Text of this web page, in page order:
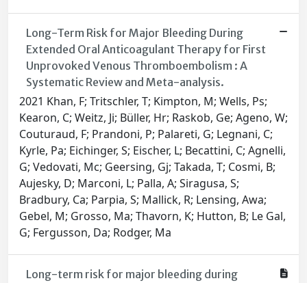
Long-Term Risk for Major Bleeding During
Extended Oral Anticoagulant Therapy for First
Unprovoked Venous Thromboembolism : A
Systematic Review and Meta-analysis.
2021 Khan, F; Tritschler, T; Kimpton, M; Wells, Ps;
Kearon, C; Weitz, Ji; Büller, Hr; Raskob, Ge; Ageno, W;
Couturaud, F; Prandoni, P; Palareti, G; Legnani, C;
Kyrle, Pa; Eichinger, S; Eischer, L; Becattini, C; Agnelli,
G; Vedovati, Mc; Geersing, Gj; Takada, T; Cosmi, B;
Aujesky, D; Marconi, L; Palla, A; Siragusa, S;
Bradbury, Ca; Parpia, S; Mallick, R; Lensing, Awa;
Gebel, M; Grosso, Ma; Thavorn, K; Hutton, B; Le Gal,
G; Fergusson, Da; Rodger, Ma
Long-term risk for major bleeding during